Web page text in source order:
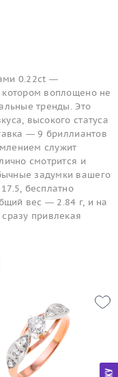
0.22ct —
котором воплощено не
тренды. Это
высокого статуса
— 9 бриллиантов
служит
смотрится и
задумки вашего
бесплатно
вес — 2.84 г, и на
привлекая